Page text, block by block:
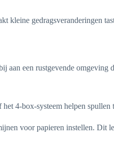
gedragsveranderingen
een rustgevende omgeving
4-box-systeem helpen
voor papieren instellen. Dit